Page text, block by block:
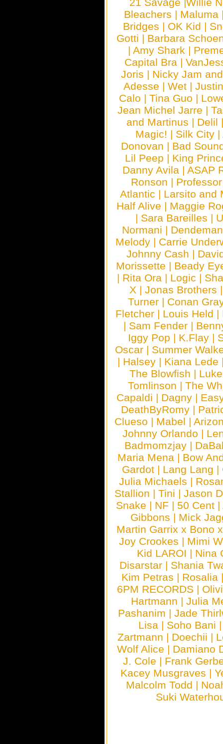
Bleachers | Maluma
Bridges | OK Kid |
Gotti | Barbara
| Amy Shark |
Capital Bra |
Joris | Nicky Jam
Adesse | Wet |
Calo | Tina Guo |
Jean Michel Jarre |
and Martinus | Delil
Magic! | Silk City |
Donovan | Bad
Lil Peep | King
Danny Avila | ASAP
Ronson |
Atlantic | Larsito and
Half Alive | Maggie
| Sara Bareilles |
Normani |
Melody | Carrie
Johnny Cash |
Morissette | Beady
| Rita Ora | Logic |
X | Jonas Brothers
Turner | Conan
Fletcher | Louis Held |
| Sam Fender |
Iggy Pop | K.Flay |
Oscar | Summer
| Halsey | Kiana Lede
The Blowfish |
Tomlinson | The
Capaldi | Dagny |
DeathByRomy |
Clueso | Mabel |
Johnny Orlando |
Badmomzjay |
Maria Mena | Bow
Gardot | Lang Lang |
Julia Michaels |
Stallion |Tini |Jason
Snake | NF | 50 Cent |
Gibbons | Mick
Martin Garrix x Bono
Joy Crookes | Mimi
Kid LAROI | Nina
Disarstar | Shania
Kim Petras | Rosalia
6PM RECORDS |
Hartmann |Julia
Pashanim |Jade
Lisa | Soho Bani
Zartmann | Doechii |
Wolf Alice | Damiano
J. Cole | Frank
Kacey Musgraves |
Malcolm Todd |
Suki